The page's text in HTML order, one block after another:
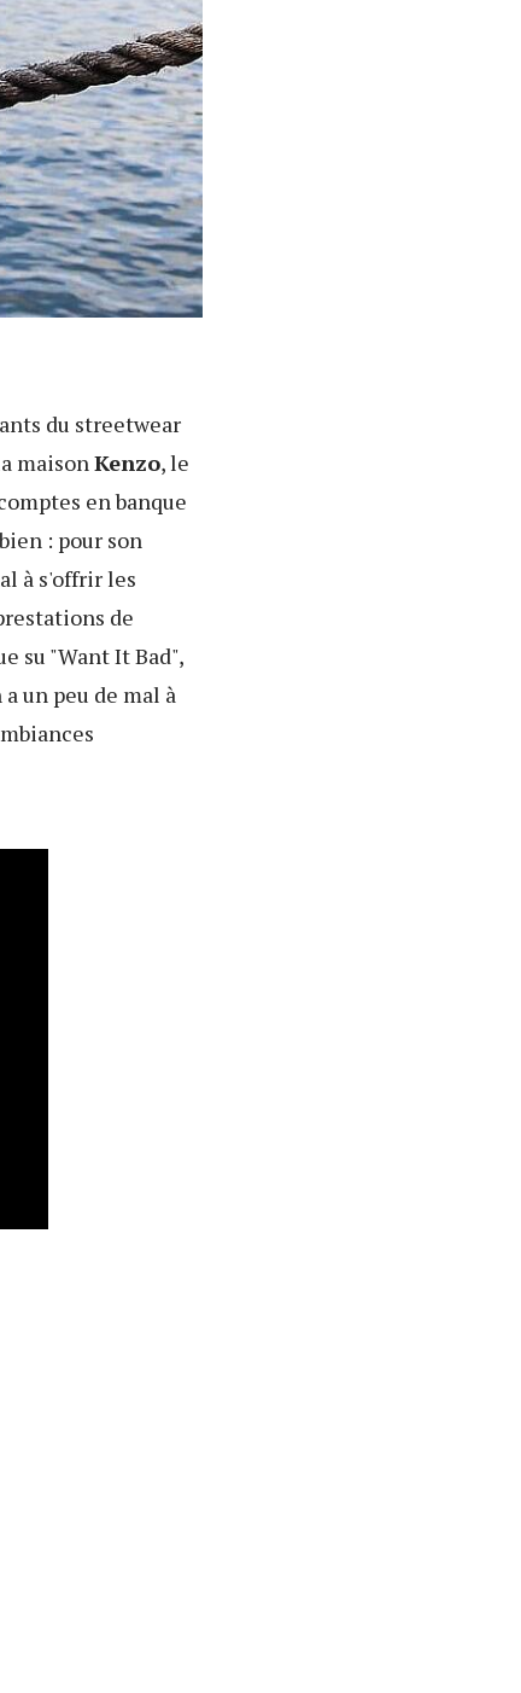
du streetwear
maisonKenzo, le
en banque
: pour son
à s'offrir les
de
su "Want It Bad",
un peu de mal à